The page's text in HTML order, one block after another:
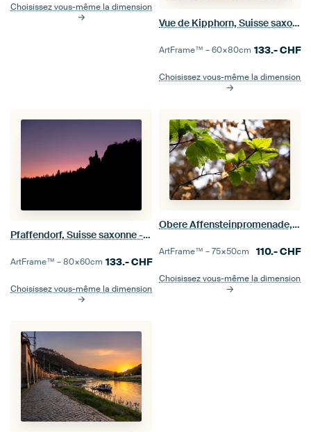
Choisissez vous-même la dimension
Vue de Kipphorn, Suisse saxonne - Zirkelstein
ArtFrame™ –60×80cm 133.-CHF
Choisissez vous-même la dimension
Pfaffendorf, Suisse saxonne - Barbarine
ArtFrame™ –80×60cm 133.-CHF
Choisissez vous-même la dimension
Obere Affensteinpromenade, Suisse saxonne - Feuilles de hêtre
ArtFrame™ –75×50cm 110.-CHF
Choisissez vous-même la dimension